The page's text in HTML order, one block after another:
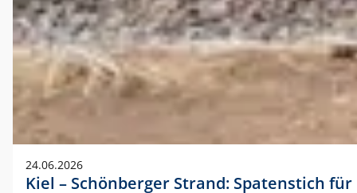
24.06.2026
Kiel – Schönberger Strand: Spatenstich